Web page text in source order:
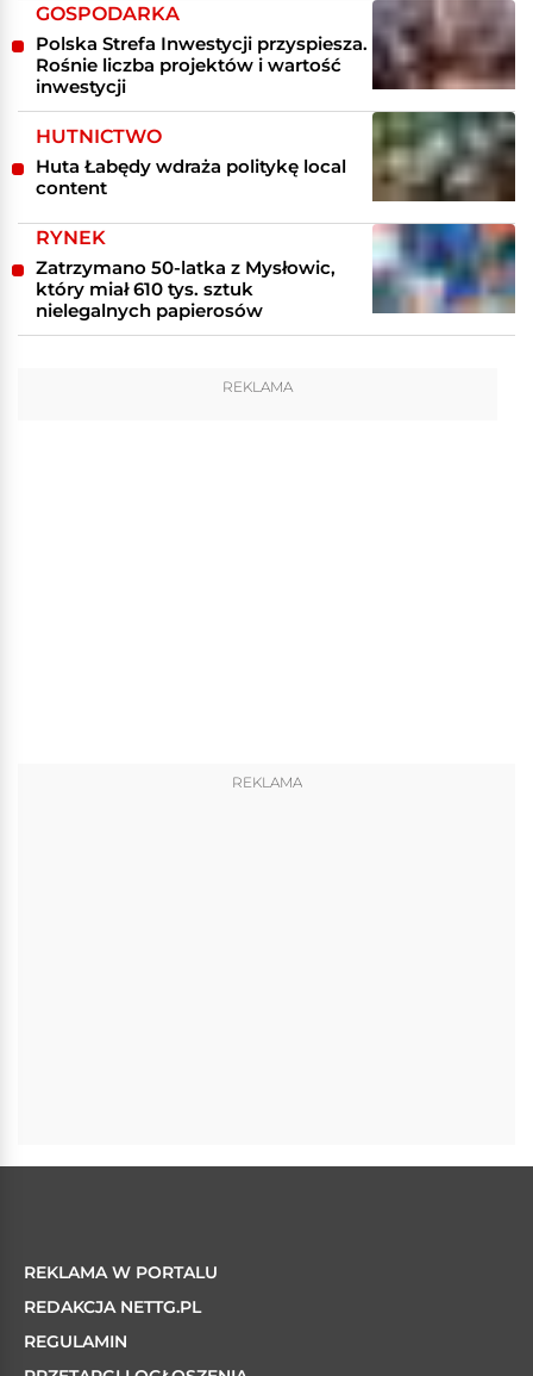
GOSPODARKA
Polska Strefa Inwestycji przyspiesza.
Rośnie liczba projektów i wartość
inwestycji
HUTNICTWO
Huta Łabędy wdraża politykę local
content
RYNEK
Zatrzymano 50-latka z Mysłowic,
który miał 610 tys. sztuk
nielegalnych papierosów
REKLAMA
REKLAMA
REKLAMA W PORTALU
REDAKCJA NETTG.PL
REGULAMIN